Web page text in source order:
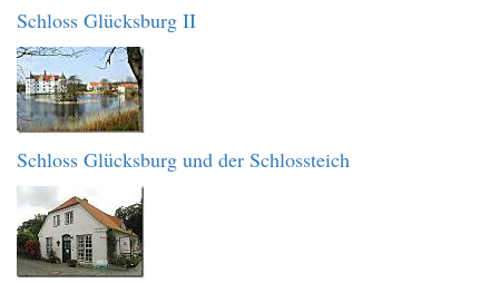
Schloss Glücksburg II
Schloss Glücksburg und der Schlossteich